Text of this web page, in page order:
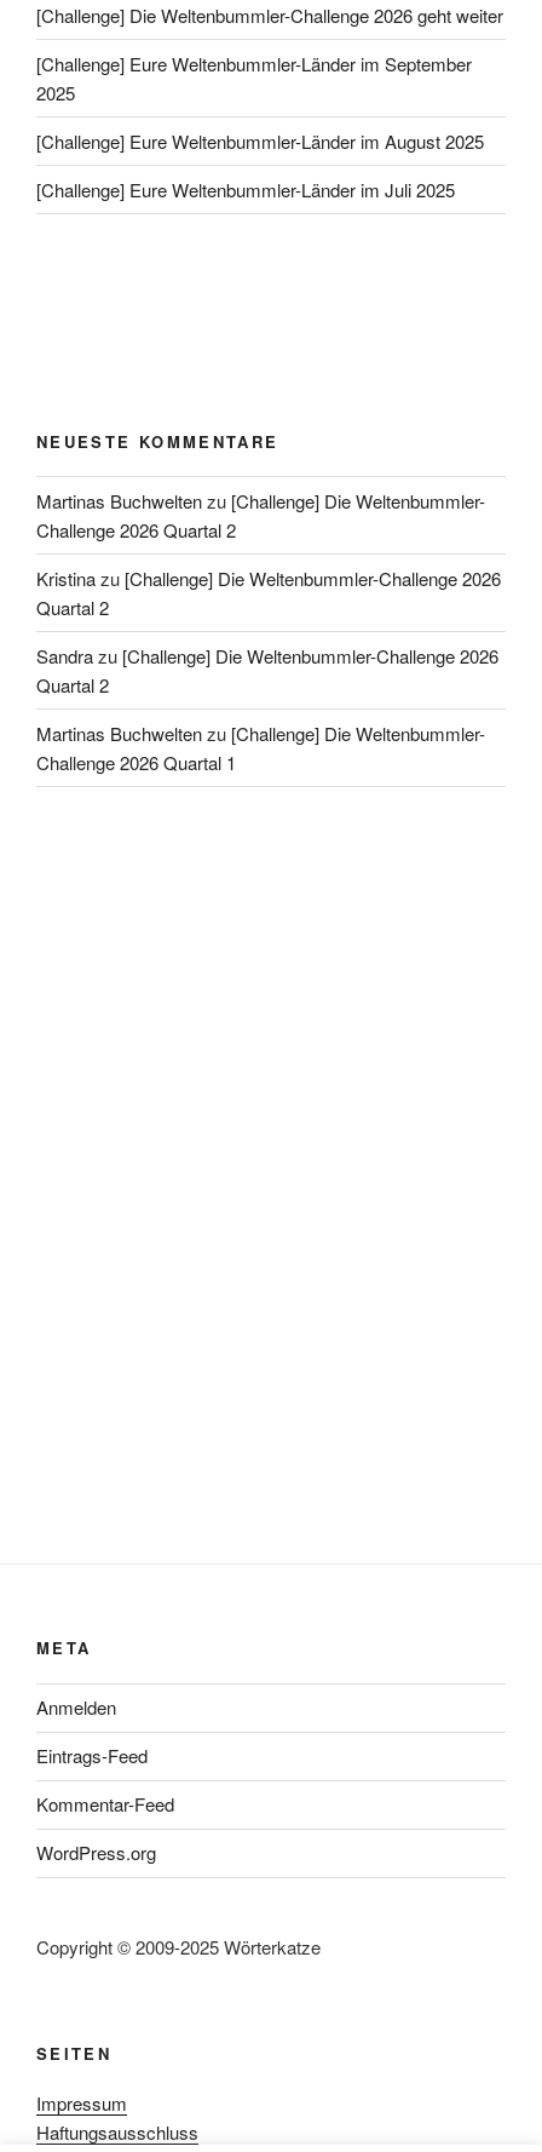
[Challenge] Die Weltenbummler-Challenge 2026 geht weiter
[Challenge] Eure Weltenbummler-Länder im September
2025
[Challenge] Eure Weltenbummler-Länder im August 2025
[Challenge] Eure Weltenbummler-Länder im Juli 2025
NEUESTE KOMMENTARE
Martinas Buchweltenzu [Challenge] Die Weltenbummler-
Challenge 2026 Quartal 2
Kristinazu [Challenge] Die Weltenbummler-Challenge 2026
Quartal 2
Sandrazu [Challenge] Die Weltenbummler-Challenge 2026
Quartal 2
Martinas Buchweltenzu [Challenge] Die Weltenbummler-
Challenge 2026 Quartal 1
META
Anmelden
Eintrags-Feed
Kommentar-Feed
WordPress.org
Copyright © 2009-2025 Wörterkatze
SEITEN
Impressum
Haftungsausschluss